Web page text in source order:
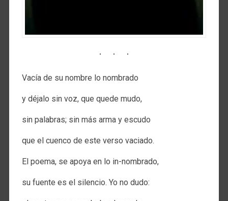
Vacía de su nombre lo nombrado
y déjalo sin voz, que quede mudo,
sin palabras; sin más arma y escudo
que el cuenco de este verso vaciado.
El poema, se apoya en lo in-nombrado,
su fuente es el silencio. Yo no dudo: